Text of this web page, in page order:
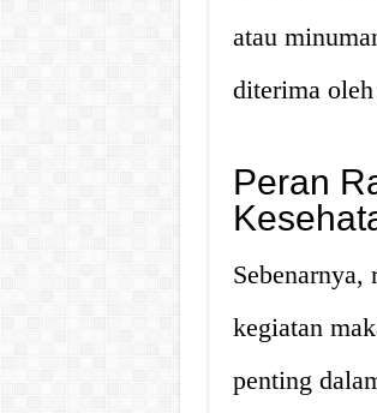
atau
diterima
Peran
kegiatan
penting